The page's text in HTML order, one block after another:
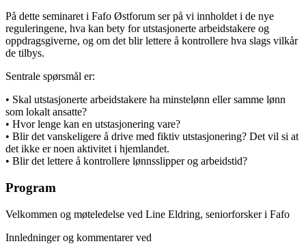
På dette seminaret i Fafo Østforum ser på vi innholdet i de nye
reguleringene, hva kan bety for utstasjonerte arbeidstakere og
oppdragsgiverne, og om det blir lettere å kontrollere hva slags vilkår
de tilbys.
Sentrale spørsmål er:
• Skal utstasjonerte arbeidstakere ha minstelønn eller samme lønn
som lokalt ansatte?
• Hvor lenge kan en utstasjonering vare?
• Blir det vanskeligere å drive med fiktiv utstasjonering? Det vil si at
det ikke er noen aktivitet i hjemlandet.
• Blir det lettere å kontrollere lønnsslipper og arbeidstid?
Program
Velkommen og møteledelse ved Line Eldring, seniorforsker i Fafo
Innledninger og kommentarer ved